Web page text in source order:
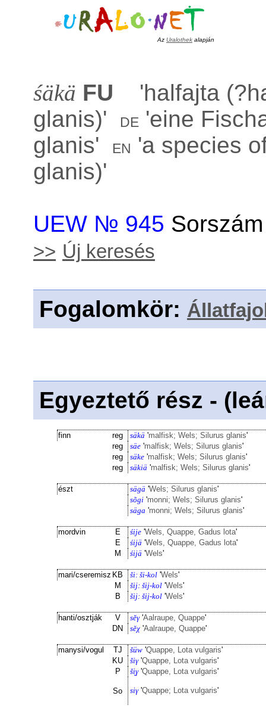
Az Uralothek alapján
śäkä FU 'halfajta
glanis)' de 'eine
glanis' en 'a species
glanis)'
UEW № 945
>> Új keresés
Fogalomkör:
Egyeztető rész -
finn reg säkä 'malfisk; Wels; Silurus glanis'
reg
säe 'malfisk; Wels; Silurus glanis'
reg
säke 'malfisk; Wels; Silurus glanis'
reg
säkiä 'malfisk; Wels; Silurus glanis'
észt sägä 'Wels; Silurus glanis'
sõgi 'monni; Wels; Silurus glanis'
säga 'monni; Wels; Silurus glanis'
mordvin E śije 'Wels, Quappe, Gadus lota'
E
śijä 'Wels, Quappe, Gadus lota'
M
śijä 'Wels'
mari/cseremisz KB ši: ši-kol 'Wels'
M
šij: šij-kol 'Wels'
B
šij: šij-kol 'Wels'
hanti/osztják V sĕγ'Aalraupe, Quappe'
DN
sĕχ 'Aalraupe, Quappe'
manysi/vogul TJ šüw 'Quappe, Lota vulgaris'
KU
šiγ'Quappe, Lota vulgaris'
P
ši̮γ'Quappe, Lota vulgaris'
So siγ'Quappe; Lota vulgaris'